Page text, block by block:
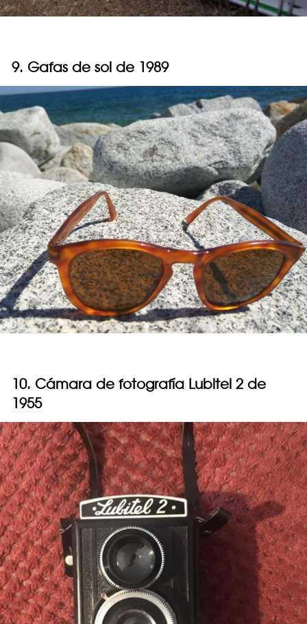
9. Gafas de sol de 1989
10. Cámara de fotografía Lubitel 2 de
1955